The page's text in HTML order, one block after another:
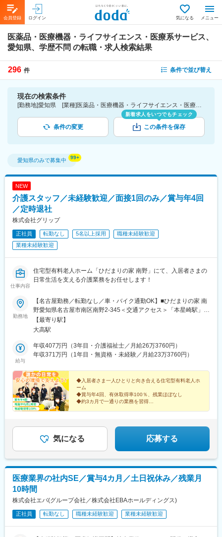
会員登録 ログイン 気になる メニュー
医薬品・医療機器・ライフサイエンス・医療系サービス、
愛知県、学歴不問 の転職・求人検索結果
296 件 条件で並び替え
現在の検索条件
[勤務地]愛知県 [業種]医薬品・医療機器・ライフサイエンス・医療系サービス [こだわり条件ピックアップ]学歴不問 [詳細条件](募集・採用情報)学歴不問
条件の変更
新着求人をいつでもチェック
この条件を保存
愛知県のみで募集中
NEW
介護スタッフ／未経験歓迎／面接1回のみ／賞与年4回
／定時退社
株式会社グリップ
正社員 転勤なし 5名以上採用
職種未経験歓迎
業種未経験歓迎
仕事内容
住宅型有料老人ホーム「ひだまりの家 南野」にて、入居者さまの
日常生活を支える介護業務をお任せします！
勤務地
【名古屋勤務／転勤なし／車・バイク通勤OK】■ひだまりの家 南
野愛知県名古屋市南区南野2-345＜交通アクセス＞「本星崎駅」よ
り車で約6分「大高駅」より車で約8分※U・Iターン歓迎※無料駐車
場完備※受動喫煙対策あり
【最寄り駅】
大高駅
給与
年収407万円（3年目・介護福祉士／月給26万3760円）
年収371万円（1年目・無資格・未経験／月給23万3760円）
◆入居者さま一人ひとりと向き合える住宅型有料老人ホ
ーム
◆賞与年4回、有休取得率100％、残業ほぼなし
◆約3カ月で一通りの業務を習得
気になる 応募する
医療業界の社内SE／賞与4カ月／土日祝休み／残業月
10時間
株式会社エバ(グループ会社／株式会社EBAホールディングス)
正社員 転勤なし 職種未経験歓迎 業種未経験歓迎